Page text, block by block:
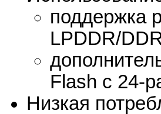
поддержка
LPDDR/
Flash с 24-
Низкая